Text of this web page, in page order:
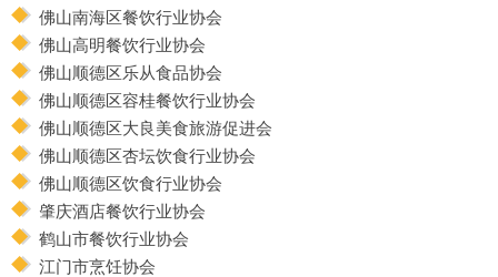
佛山南海区餐饮行业协会
佛山高明餐饮行业协会
佛山顺德区乐从食品协会
佛山顺德区容桂餐饮行业协会
佛山顺德区大良美食旅游促进会
佛山顺德区杏坛饮食行业协会
佛山顺德区饮食行业协会
肇庆酒店餐饮行业协会
鹤山市餐饮行业协会
江门市烹饪协会